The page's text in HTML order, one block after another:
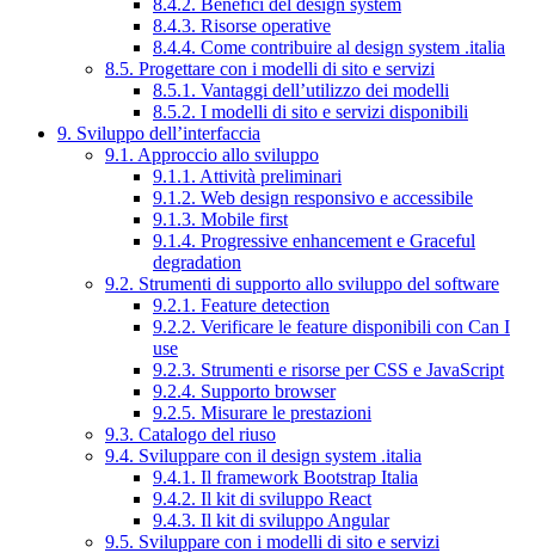
8.4.2. Benefici del design system
8.4.3. Risorse operative
8.4.4. Come contribuire al design system .italia
8.5. Progettare con i modelli di sito e servizi
8.5.1. Vantaggi dell’utilizzo dei modelli
8.5.2. I modelli di sito e servizi disponibili
9. Sviluppo dell’interfaccia
9.1. Approccio allo sviluppo
9.1.1. Attività preliminari
9.1.2. Web design responsivo e accessibile
9.1.3. Mobile first
9.1.4. Progressive enhancement e Graceful
degradation
9.2. Strumenti di supporto allo sviluppo del software
9.2.1. Feature detection
9.2.2. Verificare le feature disponibili con Can I
use
9.2.3. Strumenti e risorse per CSS e JavaScript
9.2.4. Supporto browser
9.2.5. Misurare le prestazioni
9.3. Catalogo del riuso
9.4. Sviluppare con il design system .italia
9.4.1. Il framework Bootstrap Italia
9.4.2. Il kit di sviluppo React
9.4.3. Il kit di sviluppo Angular
9.5. Sviluppare con i modelli di sito e servizi